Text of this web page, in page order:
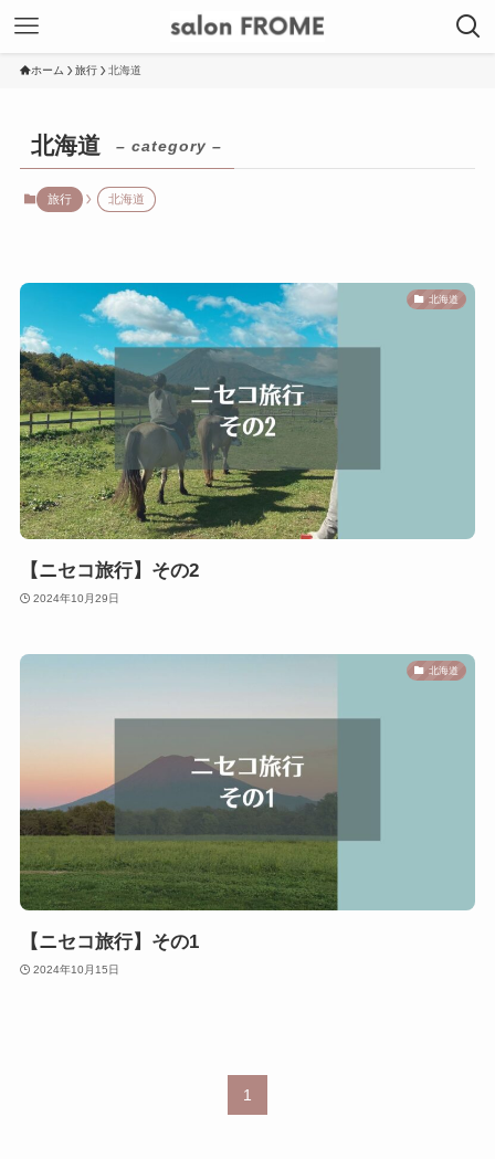
ホーム 旅行 北海道
北海道 – category –
旅行 北海道
北海道
【ニセコ旅行】その2
2024年10月29日
北海道
【ニセコ旅行】その1
2024年10月15日
1